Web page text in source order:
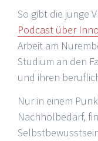
So gibt die junge
Podcast über
Arbeit am
Studium an den
und ihren
Nur in einem
Nachholbedarf,